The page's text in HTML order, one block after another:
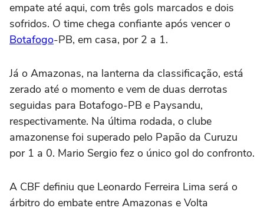
empate até aqui, com três gols marcados e dois
sofridos. O time chega confiante após vencer o
Botafogo-PB, em casa, por 2 a 1.
Já o Amazonas, na lanterna da classificação, está
zerado até o momento e vem de duas derrotas
seguidas para Botafogo-PB e Paysandu,
respectivamente. Na última rodada, o clube
amazonense foi superado pelo Papão da Curuzu
por 1 a 0. Mario Sergio fez o único gol do confronto.
A CBF definiu que Leonardo Ferreira Lima será o
árbitro do embate entre Amazonas e Volta